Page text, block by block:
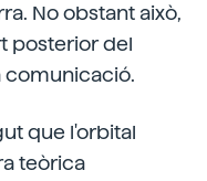
No obstant això,
posterior del
comunicació.
que l'orbital
teòrica